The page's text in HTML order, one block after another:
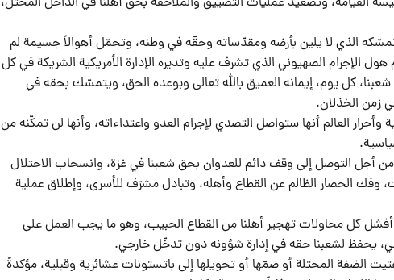
الذي لا يلين بأرضه ومقدّساته وحقّه في وطنه، وتحمّل أهوالاً جسيمة لم
الإجرام الصهيوني الذي تشرف عليه وتديره الإدارة الأمريكية الشريكة في كل
شعبنا، كل يوم، إيمانه العميق بالله تعالى وبوعده الحق، ويتمسّك بحقه في
زمن الخذلان.
وأحرار العالم أنها ستواصل التصدي لإجرام العدو واعتداءاته، وأنها لن تمكّنه من
من أجل التوصل إلى وقف دائم للعدوان بحق شعبنا في غزة، وانسحاب الاحتلال
وفك الحصار الظالم عن القطاع وأهله، وتبادل مشرّف للأسرى، وإطلاق عملية
كل محاولات تهجير أهلنا من القطاع الحبيب، وهو ما يجب العمل على
يحفظ لشعبنا حقه في إدارة شؤونه دون تدخّل خارجي.
الضفة المحتلة أو ضمّها أو تحويلها إلى باتستونات عشائرية وقبلية، مؤكدةً